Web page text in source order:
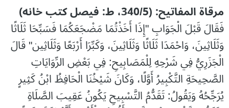
مرقاۃ المفاتیح: (340/5، ط: فیصل کتب خانه)
فَقَالَ قَبْلَ الْجَوَابِ "إِذَا أَخَذْتُمَا مَضْجَعَكُمَا فَسَبِّحَا ثَلَاثًا
وَثَلَاثِينَ، وَاحْمَدَا ثَلَاثًا وَثَلَاثِينَ، وَكَبِّرَا أَرْبَعًا وَثَلَاثِين" قَالَ
الْجَزَرِيُّ فِي شَرْحِهِ لِلْمَصَابِيحِ: فِي بَعْضِ الرِّوَايَاتِ
الصَّحِيحَةِ التَّكْبِيرُ أَوَّلًا، وَكَانَ شَيْخُنَا الْحَافِظُ ابْنُ كَثِيرٍ
يُرَجِّحُهُ وَيَقُولُ: تَقَدُّمُ التَّسْبِيحِ يَكُونُ عَقِيبَ الصَّلَاةِ